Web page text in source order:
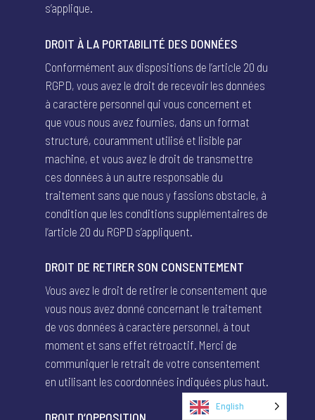
s’applique.
DROIT À LA PORTABILITÉ DES DONNÉES
Conformément aux dispositions de l’article 20 du
RGPD, vous avez le droit de recevoir les données
à caractère personnel qui vous concernent et
que vous nous avez fournies, dans un format
structuré, couramment utilisé et lisible par
machine, et vous avez le droit de transmettre
ces données à un autre responsable du
traitement sans que nous y fassions obstacle, à
condition que les conditions supplémentaires de
l’article 20 du RGPD s’appliquent.
DROIT DE RETIRER SON CONSENTEMENT
Vous avez le droit de retirer le consentement que
vous nous avez donné concernant le traitement
de vos données à caractère personnel, à tout
moment et sans effet rétroactif. Merci de
communiquer le retrait de votre consentement
en utilisant les coordonnées indiquées plus haut.
DROIT D’OPPOSITION
English